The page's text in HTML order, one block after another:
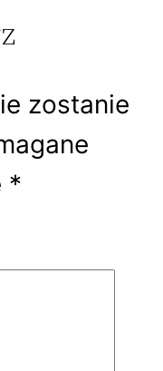
zostanie
*